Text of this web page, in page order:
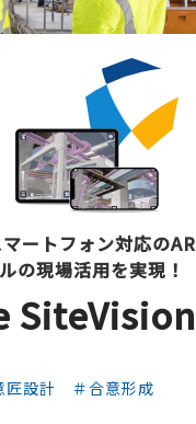
ートフォン対応の
の現場活用を実現！
匠設計 ＃合意形成